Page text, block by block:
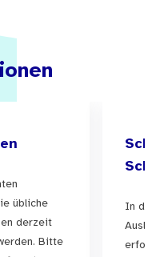
übliche
derzeit
Bitte
In der